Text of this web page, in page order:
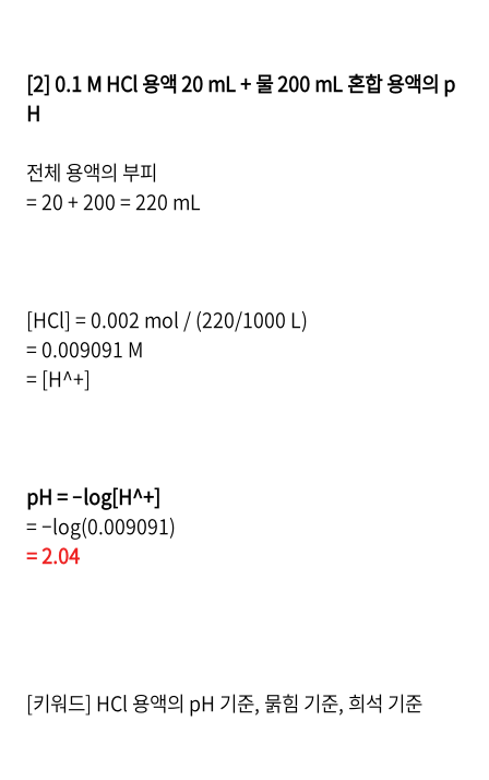
[2] 0.1 M HCl 용액 20 mL + 물 200 mL 혼합 용액의 p
H
전체 용액의 부피
= 20 + 200 = 220 mL
[HCl] = 0.002 mol / (220/1000 L)
= 0.009091 M
= [H^+]
pH = –log[H^+]
= –log(0.009091)
= 2.04
[키워드] HCl 용액의 pH 기준, 묽힘 기준, 희석 기준